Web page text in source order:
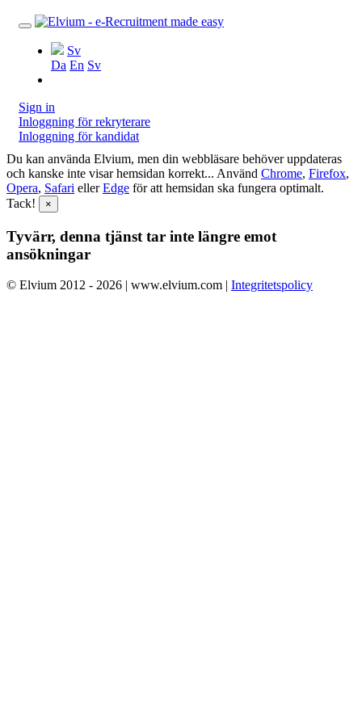
Sv
Da En Sv
Sign in
Inloggning för rekryterare
Inloggning för kandidat
Du kan använda Elvium, men din webbläsare behöver uppdateras
och kanske inte visar hemsidan korrekt... Använd Chrome, Firefox,
Opera, Safari ellerEdge för att hemsidan ska fungera optimalt.
Tack!
×
Tyvärr, denna tjänst tar inte längre emot
ansökningar
© Elvium 2012 - 2026 | www.elvium.com | Integritetspolicy